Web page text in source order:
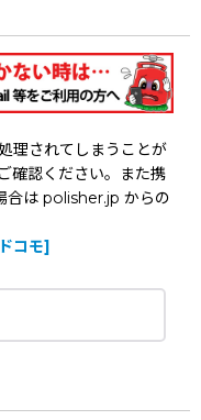
理されてしまうことが
確認ください。また携
合は polisher.jp からの
コモ]